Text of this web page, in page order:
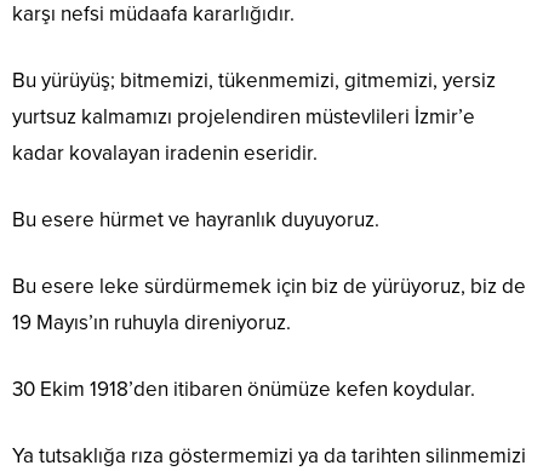
karşı nefsi müdaafa kararlığıdır.
Bu yürüyüş; bitmemizi, tükenmemizi, gitmemizi, yersiz
yurtsuz kalmamızı projelendiren müstevlileri İzmir’e
kadar kovalayan iradenin eseridir.
Bu esere hürmet ve hayranlık duyuyoruz.
Bu esere leke sürdürmemek için biz de yürüyoruz, biz de
19 Mayıs’ın ruhuyla direniyoruz.
30 Ekim 1918’den itibaren önümüze kefen koydular.
Ya tutsaklığa rıza göstermemizi ya da tarihten silinmemizi